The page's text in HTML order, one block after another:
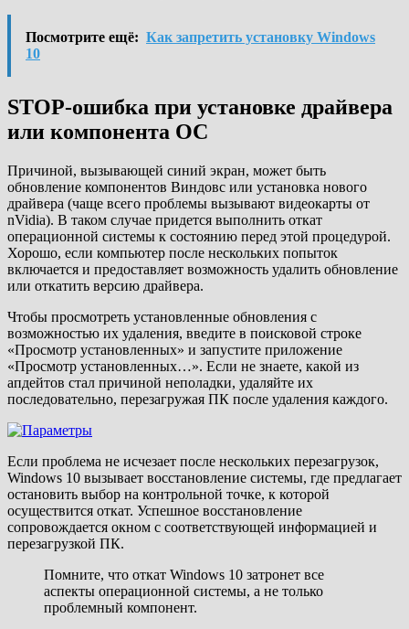
Посмотрите ещё: Как запретить установку Windows
10
STOP-ошибка при установке драйвера
или компонента ОС
Причиной, вызывающей синий экран, может быть
обновление компонентов Виндовс или установка нового
драйвера (чаще всего проблемы вызывают видеокарты от
nVidia). В таком случае придется выполнить откат
операционной системы к состоянию перед этой процедурой.
Хорошо, если компьютер после нескольких попыток
включается и предоставляет возможность удалить обновление
или откатить версию драйвера.
Чтобы просмотреть установленные обновления с
возможностью их удаления, введите в поисковой строке
«Просмотр установленных» и запустите приложение
«Просмотр установленных…». Если не знаете, какой из
апдейтов стал причиной неполадки, удаляйте их
последовательно, перезагружая ПК после удаления каждого.
Если проблема не исчезает после нескольких перезагрузок,
Windows 10 вызывает восстановление системы, где предлагает
остановить выбор на контрольной точке, к которой
осуществится откат. Успешное восстановление
сопровождается окном с соответствующей информацией и
перезагрузкой ПК.
Помните, что откат Windows 10 затронет все
аспекты операционной системы, а не только
проблемный компонент.